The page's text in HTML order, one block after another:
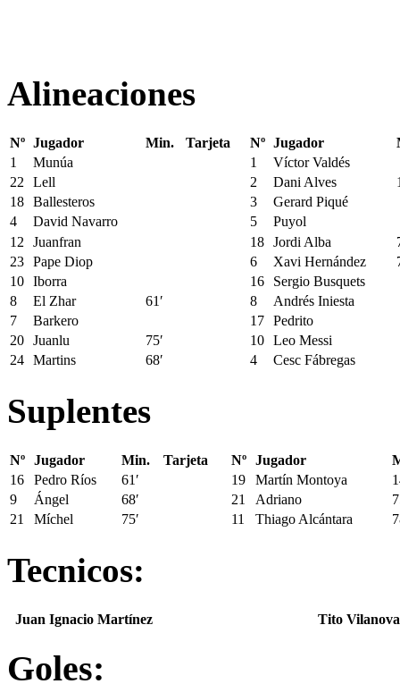
Alineaciones
Nº Jugador Min. Tarjeta Nº Jugador
1
Munúa 1
Víctor Valdés
22
Lell 2 Dani Alves
18 Ballesteros 3
Gerard Piqué
4
David Navarro 5
Puyol
12
Juanfran 18 Jordi Alba
23 Pape Diop 6 Xavi Hernández
10 Iborra 16
Sergio Busquets
8
El Zhar 61′ 8
Andrés Iniesta
7
Barkero 17 Pedrito
20 Juanlu 75′ 10 Leo Messi
24 Martins 68′ 4 Cesc Fábregas
Suplentes
Nº Jugador Min. Tarjeta Nº Jugador
16
Pedro Ríos 61′ 19 Martín Montoya
9
Ángel 68′ 21 Adriano
21
Míchel 75′ 11 Thiago Alcántara
Tecnicos:
Juan Ignacio Martínez Tito Vilanova
Goles: